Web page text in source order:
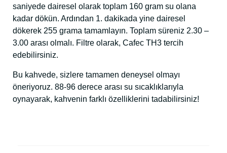
saniyede dairesel olarak toplam 160 gram su olana
kadar dökün. Ardından 1. dakikada yine dairesel
dökerek 255 grama tamamlayın. Toplam süreniz 2.30 –
3.00 arası olmalı. Filtre olarak, Cafec TH3 tercih
edebilirsiniz.
Bu kahvede, sizlere tamamen deneysel olmayı
öneriyoruz. 88-96 derece arası su sıcaklıklarıyla
oynayarak, kahvenin farklı özelliklerini tadabilirsiniz!